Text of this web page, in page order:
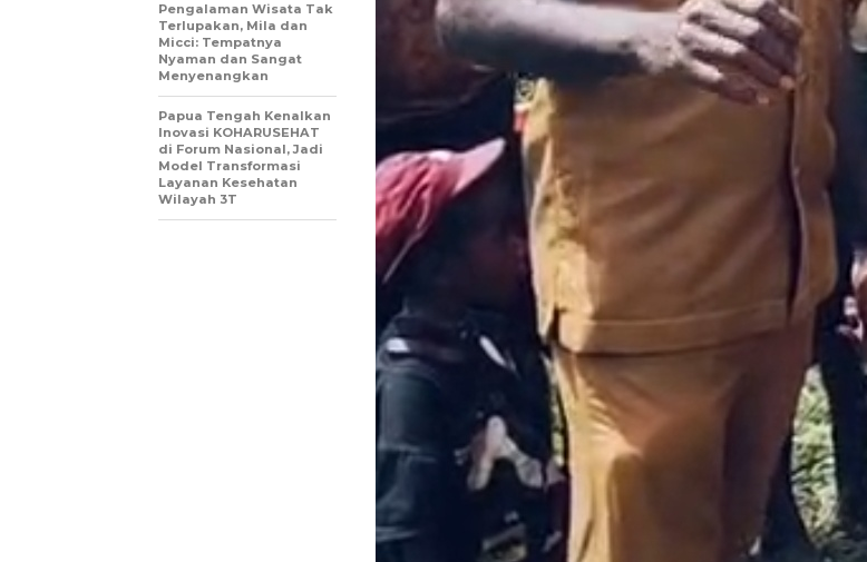
Pengalaman Wisata Tak
Terlupakan, Mila dan
Micci: Tempatnya
Nyaman dan Sangat
Menyenangkan
Papua Tengah Kenalkan
Inovasi KOHARUSEHAT
di Forum Nasional, Jadi
Model Transformasi
Layanan Kesehatan
Wilayah 3T